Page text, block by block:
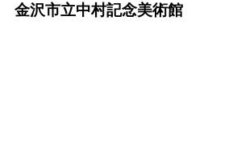
金沢市立中村記念美術館